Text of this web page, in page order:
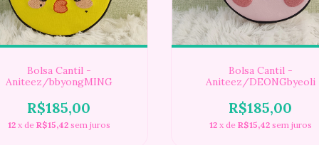
Bolsa Cantil -
Aniteez/bbyongMING
R$185,00
12 x de R$15,42 sem juros
Bolsa Cantil -
Aniteez/DEONGbyeoli
R$185,00
12 x de R$15,42 sem juros